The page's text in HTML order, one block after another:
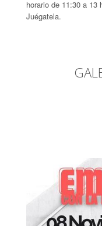
horario de 11:30 a 13
Juégatela.